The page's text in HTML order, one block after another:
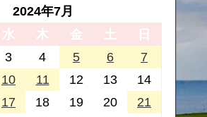
2024年7月
水 木 金 土
日
3 4 5 6
7
10 11 12 13
14
17 18 19 20
21